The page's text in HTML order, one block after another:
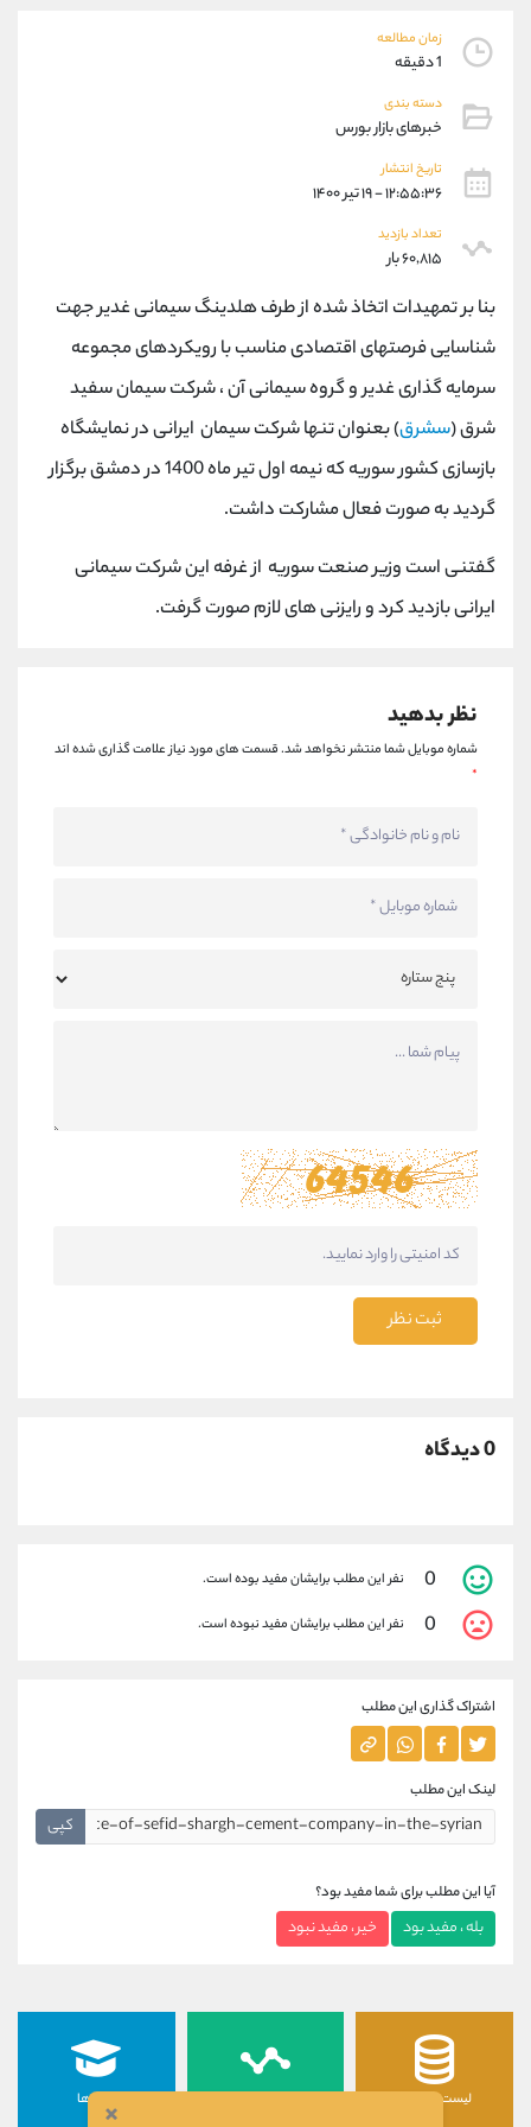
زمان مطالعه
1 دقیقه
دسته بندی
خبرهای بازار بورس
تاریخ انتشار
۱۲:۵۵:۳۶ - ۱۹ تیر ۱۴۰۰
تعداد بازدید
۶۰,۸۱۵ بار
بنا بر تمهیدات اتخاذ شده از طرف هلدینگ سیمانی غدیر جهت
شناسایی فرصتهای اقتصادی مناسب با رویکردهای مجموعه
سرمایه گذاری غدیر و گروه سیمانی آن ، شرکت سیمان سفید
شرق (سشرق) بعنوان تنها شرکت سیمان ایرانی در نمایشگاه
بازسازی کشور سوریه که نیمه اول تیر ماه 1400 در دمشق برگزار
گردید به صورت فعال مشارکت داشت.
گفتنی است وزیر صنعت سوریه از غرفه این شرکت سیمانی
ایرانی بازدید کرد و رایزنی های لازم صورت گرفت.
نظر بدهید
شماره موبایل شما منتشر نخواهد شد.قسمت های مورد نیاز علامت گذاری شده اند
*
ثبت نظر
0 دیدگاه
0 نفر این مطلب برایشان مفید بوده است.
0 نفر این مطلب برایشان مفید نبوده است.
اشتراک گذاری این مطلب
لینک این مطلب
کپی
آیا این مطلب برای شما مفید بود؟
بله ، مفید بود خیر ، مفید نبود
لیست رمزارزها دوره ها
تلگرام
پشتیبان فروش
موبایل
تلگرام
اطلاعات تماس (دفتر فروش)
تلفن 021-22021030
تلفن 021-22021040
90001030
اینستاگرام @alireza.mehrabii
کانال تلگرام
×